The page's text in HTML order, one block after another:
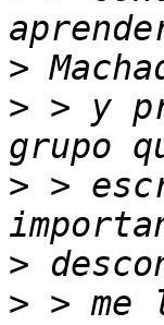
>
> > y
> >
>
> > me